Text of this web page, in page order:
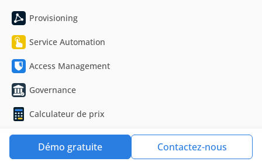
Démo gratuite Contactez-nous
Provisioning
Service Automation
Access Management
Governance
Calculateur de prix
PARTENAIRES